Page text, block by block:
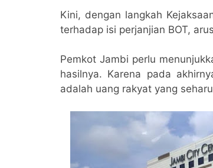
Kini, dengan langkah
terhadap isi perjanjian BOT,
Pemkot Jambi perlu
hasilnya. Karena pada
adalah uang rakyat yang